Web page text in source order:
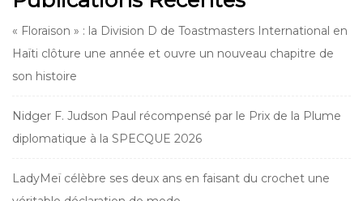
« Floraison » : la Division D de Toastmasters International en
Haïti clôture une année et ouvre un nouveau chapitre de
son histoire
Nidger F. Judson Paul récompensé par le Prix de la Plume
diplomatique à la SPECQUE 2026
LadyMeï célèbre ses deux ans en faisant du crochet une